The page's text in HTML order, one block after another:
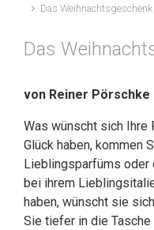
Das Weihnachtsgeschenk
Das
von Reiner Pörschke
Was wünscht sich Ihre
Glück haben, kommen
Lieblingsparfüms oder
bei ihrem
haben, wünscht sie
Sie tiefer in die Tasche